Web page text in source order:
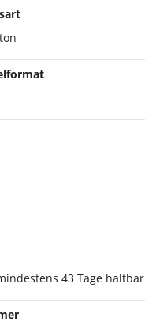
43 Tage haltbar